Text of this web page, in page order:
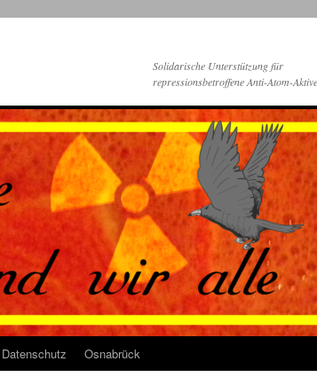
Solidarische Unterstützung für
repressionsbetroffene Anti-Atom-Aktive
Datenschutz Osnabrück